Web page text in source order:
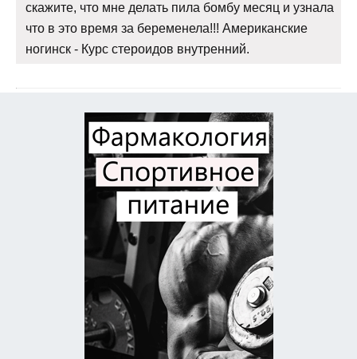
скажите, что мне делать пила бомбу месяц и узнала
что в это время за беременела!!! Американские
ногинск - Курс стероидов внутренний.